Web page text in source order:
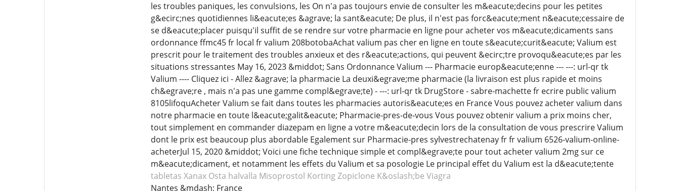
les troubles paniques, les convulsions, les On n'a pas toujours envie de consulter les m&eacute;decins pour les petites
g&ecirc;nes quotidiennes li&eacute;es &agrave; la sant&eacute; De plus, il n'est pas forc&eacute;ment n&eacute;cessaire de
se d&eacute;placer puisqu'il suffit de se rendre sur votre pharmacie en ligne pour acheter vos m&eacute;dicaments sans
ordonnance ffmc45 fr local fr valium 208botobaAchat valium pas cher en ligne en toute s&eacute;curit&eacute; Valium est
prescrit pour le traitement des troubles anxieux et des r&eacute;actions, qui peuvent &ecirc;tre provoqu&eacute;es par les
situations stressantes May 16, 2023 &middot; Sans Ordonnance Valium --- Pharmacie europ&eacute;enne --- ---: url-qr tk
Valium ---- Cliquez ici - Allez &agrave; la pharmacie La deuxi&egrave;me pharmacie (la livraison est plus rapide et moins
ch&egrave;re , mais n'a pas une gamme compl&egrave;te) - ---: url-qr tk DrugStore - sabre-machette fr ecrire public valium
8105lifoquAcheter Valium se fait dans toutes les pharmacies autoris&eacute;es en France Vous pouvez acheter valium dans
notre pharmacie en toute l&eacute;galit&eacute; Pharmacie-pres-de-vous Vous pouvez obtenir valium a prix moins cher,
tout simplement en commander diazepam en ligne a votre m&eacute;decin lors de la consultation de vous prescrire Valium
dont le prix est beaucoup plus abordable Egalement sur Pharmacie-pres sylvestrechatenay fr fr valium 6526-valium-online-
acheterJul 15, 2020 &middot; Voici une fiche technique simple et compl&egrave;te pour tout acheter valium 2mg sur ce
m&eacute;dicament, et notamment les effets du Valium et sa posologie Le principal effet du Valium est la d&eacute;tente
tabletas Xanax Osta halvalla Misoprostol Korting Zopiclone K&oslash;be Viagra
Nantes &mdash; France